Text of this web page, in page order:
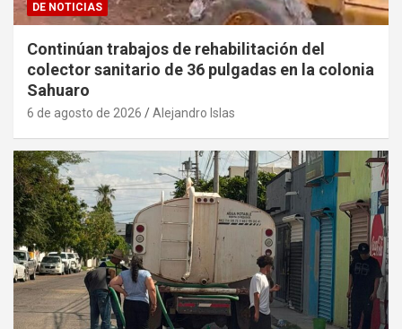
DE NOTICIAS
Continúan trabajos de rehabilitación del
colector sanitario de 36 pulgadas en la colonia
Sahuaro
6 de agosto de 2026 Alejandro Islas